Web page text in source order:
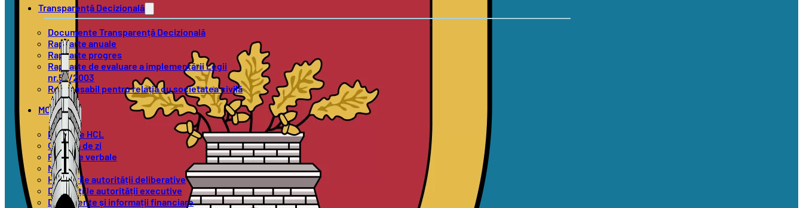
Transparență Decizională
Documente Transparență Decizională
Rapoarte anuale
Rapoarte progres
Rapoarte de evaluare a implementării Legii
nr.52/2003
Responsabil pentru relația cu societatea civilă
MOL
Proiecte HCL
Ordinea de zi
Procese verbale
Minute
Hotărârile autorității deliberative
Dispozițiile autorității executive
Documente și informații financiare